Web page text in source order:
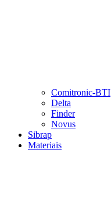
Comitronic-BTI
Delta
Finder
Novus
Sibrap
Materiais